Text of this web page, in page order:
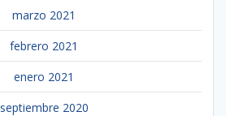
marzo 2021
febrero 2021
enero 2021
septiembre 2020